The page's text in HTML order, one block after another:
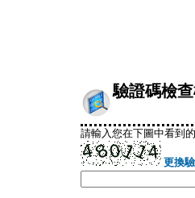
驗證碼檢查
請輸入您在下圖中看到
更換